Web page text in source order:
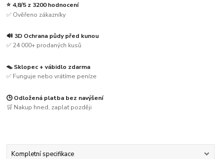
⭐ 4,8/5 z 3200 hodnocení
✅ Ověřeno zákazníky
🔊 3D Ochrana půdy před kunou
✅ 24 000+ prodaných kusů
🪤 Sklopec + vábidlo zdarma
✅ Funguje nebo vrátíme peníze
🕒 Odložená platba bez navýšení
🛒 Nakup hned, zaplať později
Kompletní specifikace